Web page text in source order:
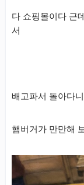
다 쇼핑몰이다 근
서
배고파서 돌아다
햄버거가 만만해